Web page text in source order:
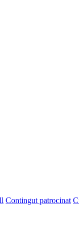
Contingut patrocinat